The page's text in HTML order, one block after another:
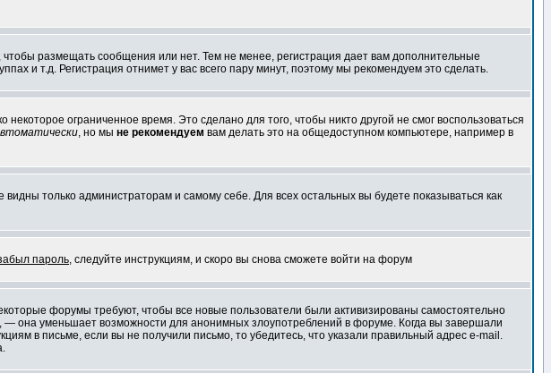
размещать сообщения или нет. Тем не менее, регистрация дает вам дополнительные
и т.д. Регистрация отнимет у вас всего пару минут, поэтому мы рекомендуем это сделать.
ограниченное время. Это сделано для того, чтобы никто другой не смог воспользоваться
, но мы не рекомендуем вам делать это на общедоступном компьютере, например в
видны только администраторам и самому себе. Для всех остальных вы будете показываться как
пароль, следуйте инструкциям, и скоро вы снова сможете войти на форум
форумы требуют, чтобы все новые пользователи были активизированы самостоятельно
— она уменьшает возможности для анонимных злоупотреблений в форуме. Когда вы завершали
в письме, если вы не получили письмо, то убедитесь, что указали правильный адрес e-mail.